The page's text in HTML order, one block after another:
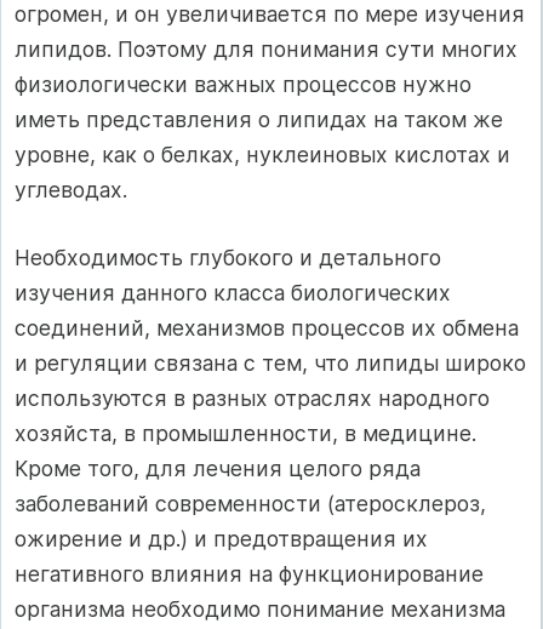
огромен, и он увеличивается по мере изучения
липидов. Поэтому для понимания сути многих
физиологически важных процессов нужно
иметь представления о липидах на таком же
уровне, как о белках, нуклеиновых кислотах и
углеводах.
Необходимость глубокого и детального
изучения данного класса биологических
соединений, механизмов процессов их обмена
и регуляции связана с тем, что липиды широко
используются в разных отраслях народного
хозяйста, в промышленности, в медицине.
Кроме того, для лечения целого ряда
заболеваний современности (атеросклероз,
ожирение и др.) и предотвращения их
негативного влияния на функционирование
организма необходимо понимание механизма